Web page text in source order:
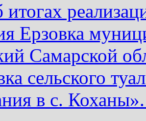
Ерзовка
Самарской
сельского
в с.